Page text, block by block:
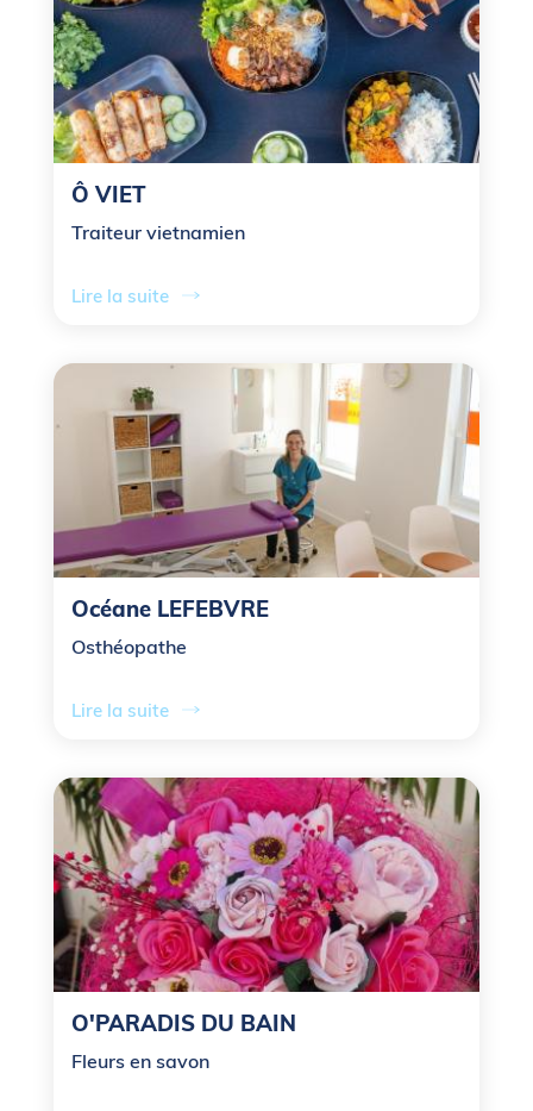
Ô VIET
Traiteur vietnamien
Lire la suite
Océane LEFEBVRE
Osthéopathe
Lire la suite
O'PARADIS DU BAIN
Fleurs en savon